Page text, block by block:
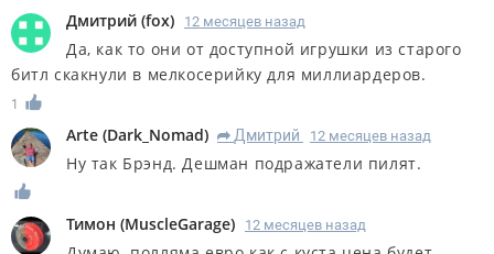
Дмитрий (fox) 12 месяцев назад
Да, как то они от доступной игрушки из старого
битл скакнули в мелкосерийку для миллиардеров.
1
Arte (Dark_Nomad) R Дмитрий 12 месяцев назад
Ну так Брэнд. Дешман подражатели пилят.
Тимон (MuscleGarage) 12 месяцев назад